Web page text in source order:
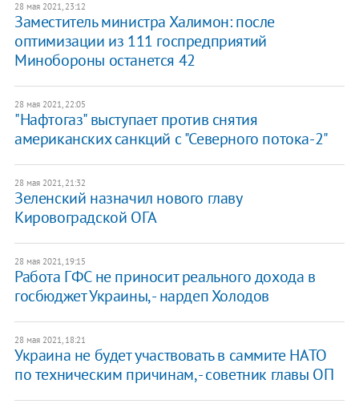
28 мая 2021, 23:12
Заместитель министра Халимон: после
оптимизации из 111 госпредприятий
Минобороны останется 42
28 мая 2021, 22:05
"Нафтогаз" выступает против снятия
американских санкций с "Северного потока-2"
28 мая 2021, 21:32
Зеленский назначил нового главу
Кировоградской ОГА
28 мая 2021, 19:15
Работа ГФС не приносит реального дохода в
госбюджет Украины, - нардеп Холодов
28 мая 2021, 18:21
Украина не будет участвовать в саммите НАТО
по техническим причинам, - советник главы ОП